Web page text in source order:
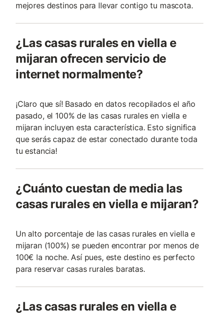
mejores destinos para llevar contigo tu mascota.
¿Las casas rurales en viella e
mijaran ofrecen servicio de
internet normalmente?
¡Claro que sí! Basado en datos recopilados el año
pasado, el 100% de las casas rurales en viella e
mijaran incluyen esta característica. Esto significa
que serás capaz de estar conectado durante toda
tu estancia!
¿Cuánto cuestan de media las
casas rurales en viella e mijaran?
Un alto porcentaje de las casas rurales en viella e
mijaran (100%) se pueden encontrar por menos de
100€ la noche. Así pues, este destino es perfecto
para reservar casas rurales baratas.
¿Las casas rurales en viella e